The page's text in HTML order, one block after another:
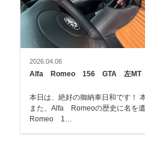
2026.04.06
Alfa Romeo 156 GTA 左MT
本日は、絶好の御納車日和です！ 本日、ご紹介するのは、また
また、Alfa Romeoの歴史に名を遺し
Romeo 1…